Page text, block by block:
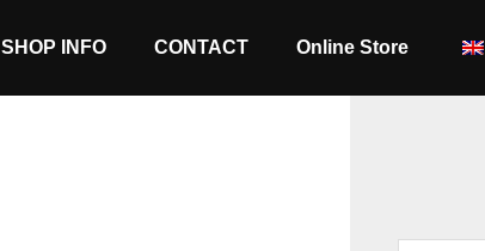
SHOP INFO CONTACT Online Store